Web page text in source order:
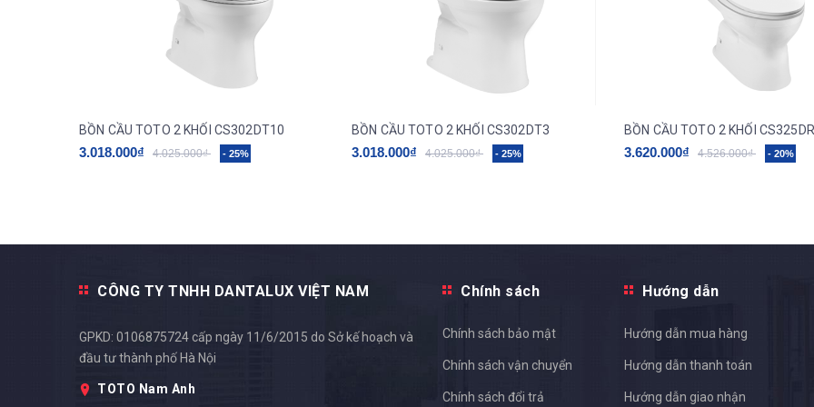
BỒN CẦU TOTO 2 KHỐI CS302DT10
3.018.000₫ 4.025.000₫ - 25%
BỒN CẦU TOTO 2 KHỐI CS302DT3
3.018.000₫ 4.025.000₫ - 25%
BỒN CẦU TOTO 2 KHỐI
3.620.000₫ 4.526.000₫ - 20%
CÔNG TY TNHH DANTALUX VIỆT NAM
GPKD: 0106875724 cấp ngày 11/6/2015 do Sở kế hoạch và
đầu tư thành phố Hà Nội
TOTO Nam Anh
Chính sách
Chính sách bảo mật
Chính sách vận chuyển
Chính sách đổi trả
Hướng dẫn
Hướng dẫn mua hàng
Hướng dẫn thanh toán
Hướng dẫn giao nhận